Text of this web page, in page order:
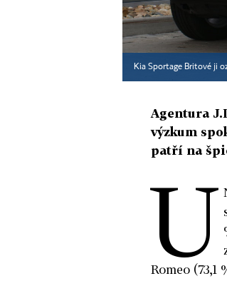
Kia Sportage Britové ji
Agentura
výzkum
patří na
U
Romeo (73,1